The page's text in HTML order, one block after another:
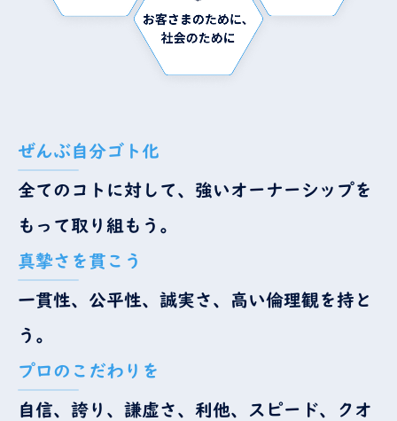
ぜんぶ自分ゴト化
全てのコトに対して、強いオーナーシップを
もって取り組もう。
真摯さを貫こう
一貫性、公平性、誠実さ、高い倫理観を持と
う。
プロのこだわりを
自信、誇り、謙虚さ、利他、スピード、クオ